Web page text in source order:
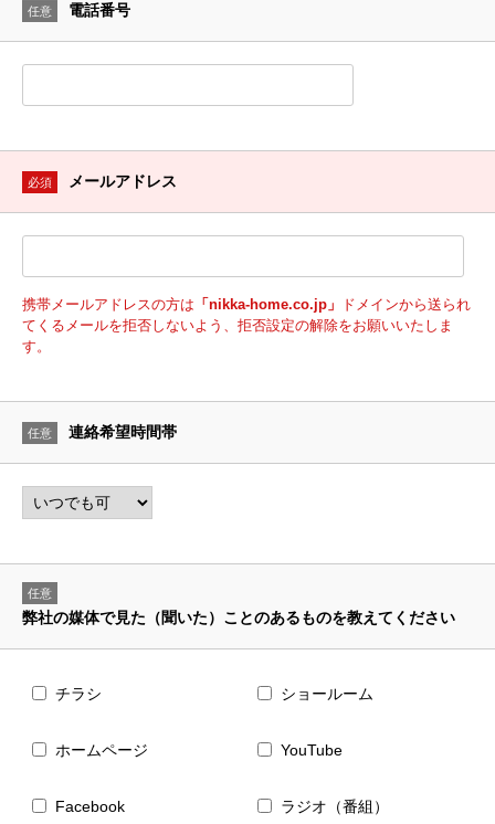
任意 電話番号
必須 メールアドレス
携帯メールアドレスの方は 「nikka-home.co.jp」
ドメインから送られ
てくるメールを拒否しないよう、拒否設定の解除をお願いいたしま
す。
任意 連絡希望時間帯
任意
弊社の媒体で見た（聞いた）ことのあるものを教えてください
チラシ ショールーム
ホームページ YouTube
Facebook ラジオ（番組）